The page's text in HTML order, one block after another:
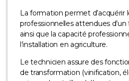
La formation permet d’acquérir
professionnelles attendues
ainsi que la capacité
l’installation en agriculture.
Le technicien assure des
de transformation (vinification,